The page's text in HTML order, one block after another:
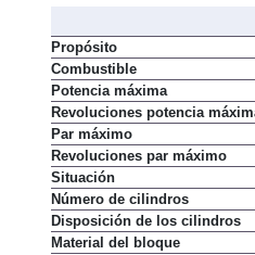
Propósito
Combustible
Potencia máxima
Revoluciones potencia
Par máximo
Revoluciones par máximo
Situación
Número de cilindros
Disposición de los cilindros
Material del bloque